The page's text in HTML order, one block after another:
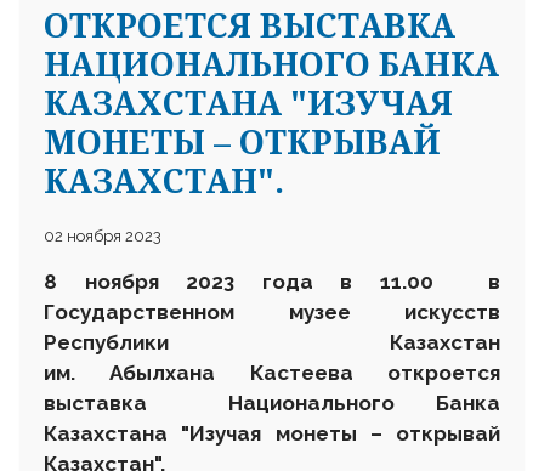
ОТКРОЕТСЯ ВЫСТАВКА
НАЦИОНАЛЬНОГО БАНКА
КАЗАХСТАНА "ИЗУЧАЯ
МОНЕТЫ – ОТКРЫВАЙ
КАЗАХСТАН".
02 ноября 2023
8 ноября 2023 года в 11.00 в
Государственном музее искусств
Республики Казахстан
им. Абылхана Кастеева откроется
выставка Национального Банка
Казахстана "Изучая монеты – открывай
Казахстан".